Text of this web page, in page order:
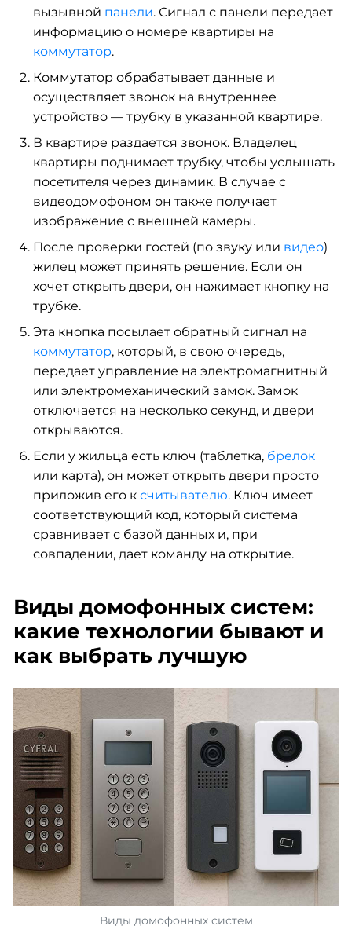
вызывной панели. Сигнал с панели передает
информацию о номере квартиры на
коммутатор.
Коммутатор обрабатывает данные и
осуществляет звонок на внутреннее
устройство — трубку в указанной квартире.
В квартире раздается звонок. Владелец
квартиры поднимает трубку, чтобы услышать
посетителя через динамик. В случае с
видеодомофоном он также получает
изображение с внешней камеры.
После проверки гостей (по звуку или видео)
жилец может принять решение. Если он
хочет открыть двери, он нажимает кнопку на
трубке.
Эта кнопка посылает обратный сигнал на
коммутатор, который, в свою очередь,
передает управление на электромагнитный
или электромеханический замок. Замок
отключается на несколько секунд, и двери
открываются.
Если у жильца есть ключ (таблетка, брелок
или карта), он может открыть двери просто
приложив его к считывателю. Ключ имеет
соответствующий код, который система
сравнивает с базой данных и, при
совпадении, дает команду на открытие.
Виды домофонных систем:
какие технологии бывают и
как выбрать лучшую
Виды домофонных систем